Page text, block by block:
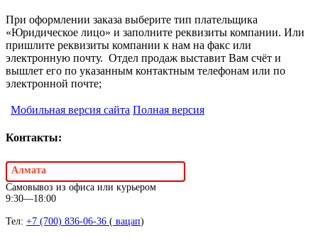
При оформлении заказа выберите тип плательщика
«Юридическое лицо» и заполните реквизиты компании. Или
пришлите реквизиты компании к нам на факс или
электронную почту. Отдел продаж выставит Вам счёт и
вышлет его по указанным контактным телефонам или по
электронной почте;
Мобильная версия сайта Полная версия
Контакты:
Алмата
Самовывоз из офиса или курьером
9:30—18:00
Тел: +7 (700) 836-06-36 ( вацап)